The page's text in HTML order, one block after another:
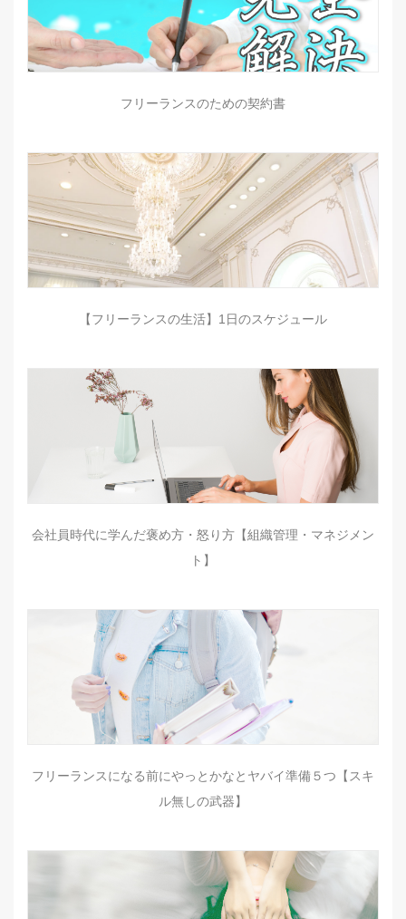
フリーランスのための契約書
【フリーランスの生活】1日のスケジュール
会社員時代に学んだ褒め方・怒り方【組織管理・マネジメン
ト】
フリーランスになる前にやっとかなとヤバイ準備５つ【スキ
ル無しの武器】